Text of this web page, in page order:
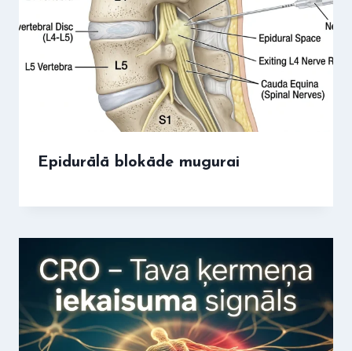
Epidurālā blokāde mugurai